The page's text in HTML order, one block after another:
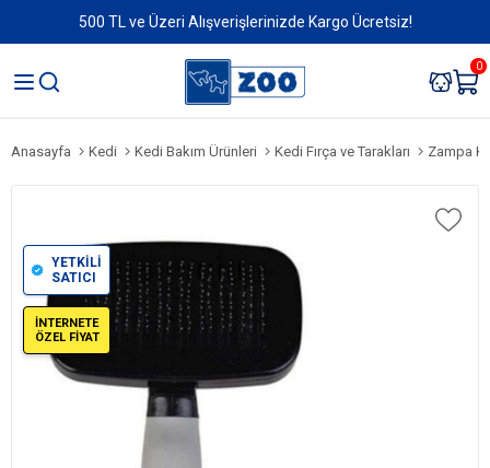
500 TL ve Üzeri Alışverişlerinizde Kargo Ücretsiz!
0
Anasayfa Kedi Kedi Bakım Ürünleri Kedi Fırça ve Tarakları Zampa
YETKİLİ
SATICI
İNTERNETE
ÖZEL FİYAT